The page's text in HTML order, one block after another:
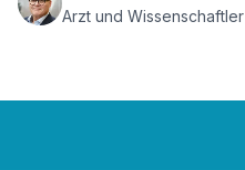
Arzt und Wissenschaftler